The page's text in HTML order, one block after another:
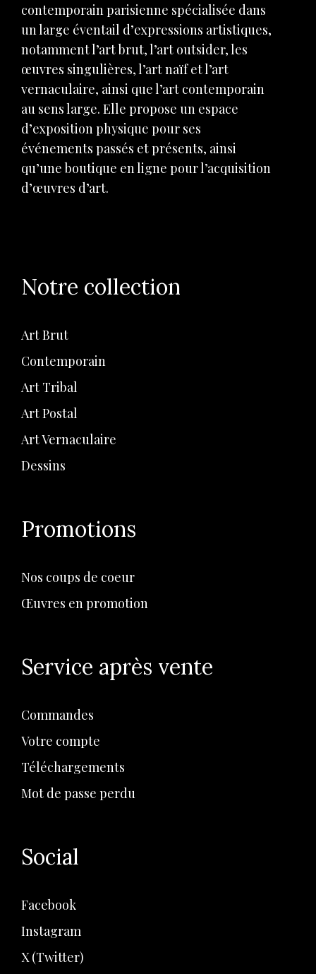
contemporain parisienne spécialisée dans
un large éventail d’expressions artistiques,
notamment l’art brut, l’art outsider, les
œuvres singulières, l’art naïf et l’art
vernaculaire, ainsi que l’art contemporain
au sens large. Elle propose un espace
d’exposition physique pour ses
événements passés et présents, ainsi
qu’une boutique en ligne pour l’acquisition
d’œuvres d’art.
Notre collection
Art Brut
Contemporain
Art Tribal
Art Postal
Art Vernaculaire
Dessins
Promotions
Nos coups de coeur
Œuvres en promotion
Service après vente
Commandes
Votre compte
Téléchargements
Mot de passe perdu
Social
Facebook
Instagram
X (Twitter)